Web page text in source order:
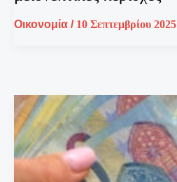
Οικονομία / 10 Σεπτεμβρίου 2025